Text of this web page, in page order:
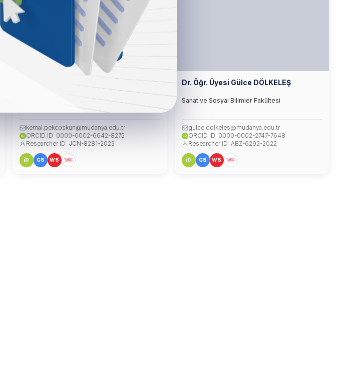
Sanat ve Sosyal Bilimler Fakültesi
kemal.pekcoskun@mudanya.edu.tr
iD ORCID ID: 0000-0002-6642-8275
Researcher ID: JCN-8281-2023
iD GS WS
Dr. Öğr. Üyesi Gülce DÖLKELEŞ
Sanat ve Sosyal Bilimler Fakültesi
gulce.dolkeles@mudanya.edu.tr
iD ORCID ID: 0000-0002-2747-7648
Researcher ID: ABZ-6292-2022
iD GS WS